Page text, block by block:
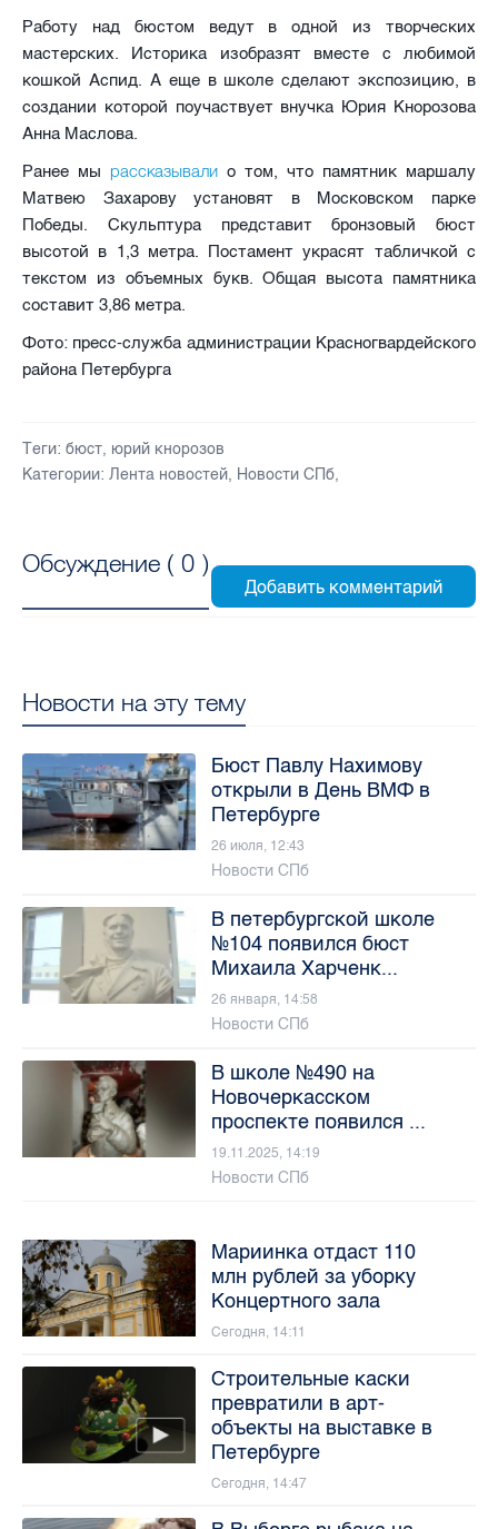
Работу над бюстом ведут в одной из творческих
мастерских. Историка изобразят вместе с любимой
кошкой Аспид. А еще в школе сделают экспозицию, в
создании которой поучаствует внучка Юрия Кнорозова
Анна Маслова.
Ранее мы рассказывали о том, что памятник маршалу
Матвею Захарову установят в Московском парке
Победы. Скульптура представит бронзовый бюст
высотой в 1,3 метра. Постамент украсят табличкой с
текстом из объемных букв. Общая высота памятника
составит 3,86 метра.
Фото: пресс-служба администрации Красногвардейского
района Петербурга
Теги: бюст, юрий кнорозов
Категории: Лента новостей, Новости СПб,
Обсуждение ( 0 )
Новости на эту тему
Бюст Павлу Нахимову
открыли в День ВМФ в
Петербурге
26 июля, 12:43
Новости СПб
В петербургской школе
№104 появился бюст
Михаила Харченк...
26 января, 14:58
Новости СПб
В школе №490 на
Новочеркасском
проспекте появился ...
19.11.2025, 14:19
Новости СПб
Мариинка отдаст 110
млн рублей за уборку
Концертного зала
Сегодня, 14:11
Строительные каски
превратили в арт-
объекты на выставке в
Петербурге
Сегодня, 14:47